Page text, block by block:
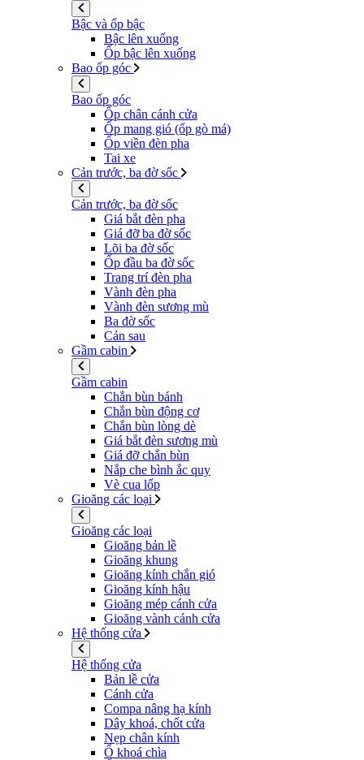
Bậc và ốp bậc
Bậc lên xuống
Ốp bậc lên xuống
Bao ốp góc
Bao ốp góc
Ốp chân cánh cửa
Ốp mang gió (ốp gò má)
Ốp viền đèn pha
Tai xe
Cản trước, ba đờ sốc
Cản trước, ba đờ sốc
Giá bắt đèn pha
Giá đỡ ba đờ sốc
Lõi ba đờ sốc
Ốp đầu ba đờ sốc
Trang trí đèn pha
Vành đèn pha
Vành đèn sương mù
Ba đờ sốc
Cản sau
Gầm cabin
Gầm cabin
Chắn bùn bánh
Chắn bùn động cơ
Chắn bùn lòng dè
Giá bắt đèn sương mù
Giá đỡ chắn bùn
Nắp che bình ắc quy
Vè cua lốp
Gioăng các loại
Gioăng các loại
Gioăng bản lề
Gioăng khung
Gioăng kính chắn gió
Gioăng kính hậu
Gioăng mép cánh cửa
Gioăng vành cánh cửa
Hệ thống cửa
Hệ thống cửa
Bản lề cửa
Cánh cửa
Compa nâng hạ kính
Dây khoá, chốt cửa
Nẹp chân kính
Ổ khoá chìa